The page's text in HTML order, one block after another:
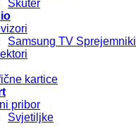
Skuter
Samsung TV Sprejemniki
kartice
pribor
Svjetiljke